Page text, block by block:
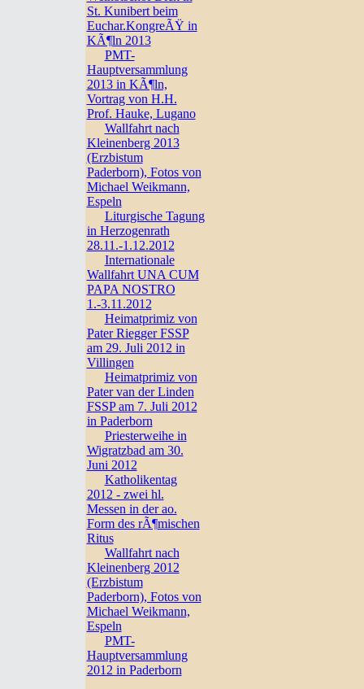
St. Kunibert beim
Euchar.KongreÃŸ in
KÃ¶ln 2013
PMT-
Hauptversammlung
2013 in KÃ¶ln,
Vortrag von H.H.
Prof. Hauke, Lugano
Wallfahrt nach
Kleinenberg 2013
(Erzbistum
Paderborn), Fotos von
Michael Weikmann,
Espeln
Liturgische Tagung
in Herzogenrath
28.11.-1.12.2012
Internationale
Wallfahrt UNA CUM
PAPA NOSTRO
1.-3.11.2012
Heimatprimiz von
Pater Riegger FSSP
am 29. Juli 2012 in
Villingen
Heimatprimiz von
Pater van der Linden
FSSP am 7. Juli 2012
in Paderborn
Priesterweihe in
Wigratzbad am 30.
Juni 2012
Katholikentag
2012 - zwei hl.
Messen in der ao.
Form des rÃ¶mischen
Ritus
Wallfahrt nach
Kleinenberg 2012
(Erzbistum
Paderborn), Fotos von
Michael Weikmann,
Espeln
PMT-
Hauptversammlung
2012 in Paderborn